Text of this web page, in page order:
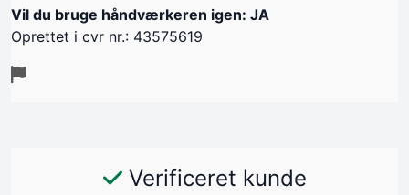
Vil du bruge håndværkeren igen: JA
Oprettet i cvr nr.: 43575619
Verificeret kunde